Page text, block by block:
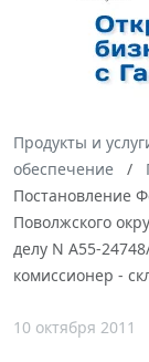
Продукты и
обеспечение
Постановление
Поволжского
делу N А55-
комиссионер -
10 октября 2011